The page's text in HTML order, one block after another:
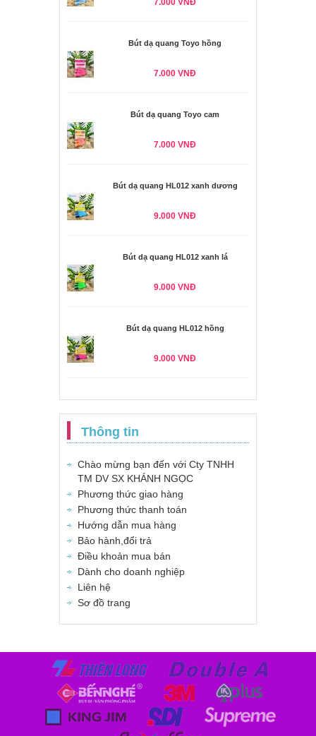
7.000 VNĐ
Bút dạ quang Toyo hồng
7.000 VNĐ
Bút dạ quang Toyo cam
7.000 VNĐ
Bút dạ quang HL012 xanh dương
9.000 VNĐ
Bút dạ quang HL012 xanh lá
9.000 VNĐ
Bút dạ quang HL012 hồng
9.000 VNĐ
Thông tin
Chào mừng bạn đến với Cty TNHH
TM DV SX KHÁNH NGỌC
Phương thức giao hàng
Phương thức thanh toán
Hướng dẫn mua hàng
Bảo hành,đổi trả
Điều khoản mua bán
Dành cho doanh nghiệp
Liên hệ
Sơ đồ trang